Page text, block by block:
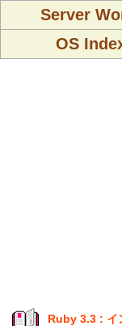
Server
OS
Ruby 3.3 : イ